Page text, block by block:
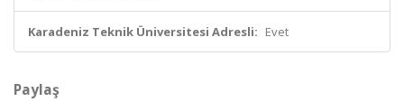
Karadeniz Teknik Üniversitesi Adresli: Evet
Paylaş